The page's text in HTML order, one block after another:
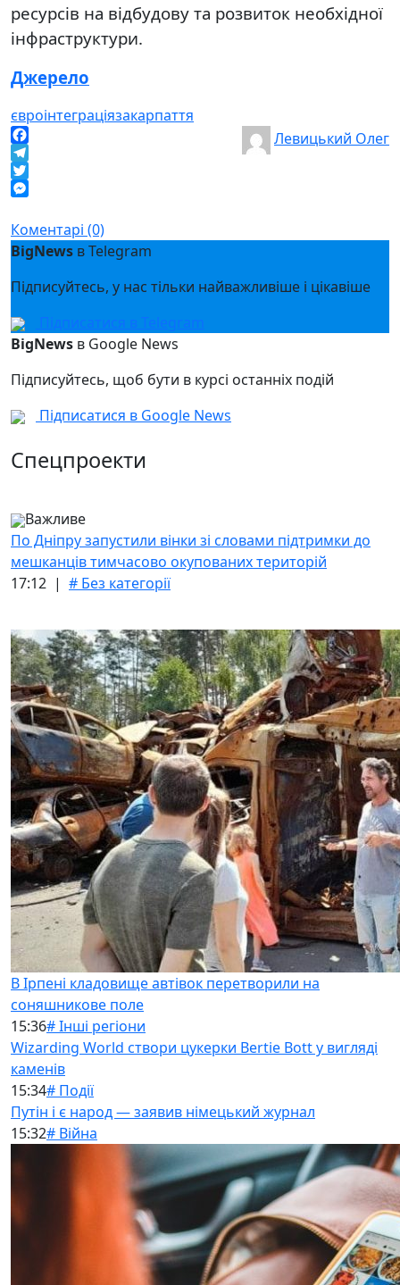
ресурсів на відбудову та розвиток необхідної
інфраструктури.
Джерело
євроінтеграціязакарпаття
Facebook
Telegram
Twitter
Левицький Олег
Коментарі (0)
BigNews в Telegram
Підписуйтесь, у нас тільки найважливіше і цікавіше
Підписатися в Telegram
BigNews в Google News
Підписуйтесь, щоб бути в курсі останніх подій
Підписатися в Google News
Спецпроекти
Важливе
По Дніпру запустили вінки зі словами підтримки до
мешканців тимчасово окупованих територій
17:12 | # Без категорії
В Ірпені кладовище автівок перетворили на
соняшникове поле
15:36# Інші регіони
Wizarding World створи цукерки Bertie Bott у вигляді
каменів
15:34# Події
Путін і є народ — заявив німецький журнал
15:32# Війна